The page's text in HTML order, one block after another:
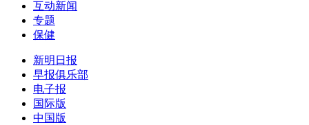
互动新闻
专题
保健
新明日报
早报俱乐部
电子报
国际版
中国版